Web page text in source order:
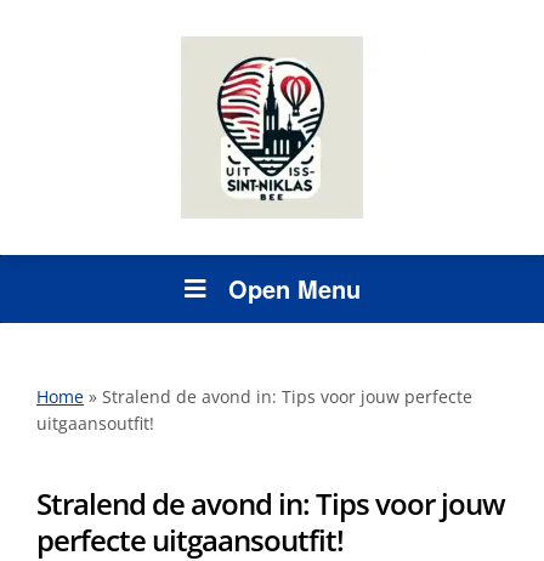
Open Menu
Home » Stralend de avond in: Tips voor jouw perfecte
uitgaansoutfit!
Stralend de avond in: Tips voor jouw
perfecte uitgaansoutfit!